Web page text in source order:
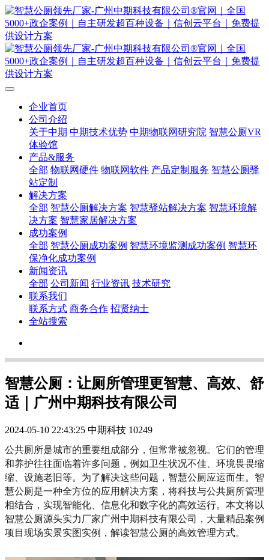
企业首页
公司介绍
关于中期 中期技术优势 中期物联网研究院 智慧公厕VR
体验馆
产品&服务
全部 物联网硬件 物联网软件 产品定制服务 智慧公厕驿
站定制
解决方案
全部 智慧公厕解决方案 智慧驿站解决方案 智慧环境解
决方案 智慧家居解决方案
成功案例
全部 智慧公厕成功案例 智慧环境监测成功案例 智慧环
保净化成功案例
新闻资讯
全部 公司新闻 行业资讯 技术研究
联系我们
联系方式 商务合作 招贤纳士
全站搜索
智慧公厕：让厕所管理更智慧、高效、舒
适｜广州中期科技有限公司
2024-05-10 22:43:25 中期科技 10249
公共厕所是城市的重要组成部分，但常常被忽视。它们的管理
和养护往往面临着许多问题，例如卫生状况不佳、环境畏畏缩
缩、设施老旧等。为了解决这些问题，智慧公厕应运而生。智
慧公厕是一种全方位的应用解决方案，将科技与公共厕所管理
相结合，实现智能化、信息化和数字化的高效运行。本文将以
智慧公厕源头实力厂家广州中期科技有限公司，大量精品案例
项目现场实景实图实例，解读智慧公厕的高效管理方式。